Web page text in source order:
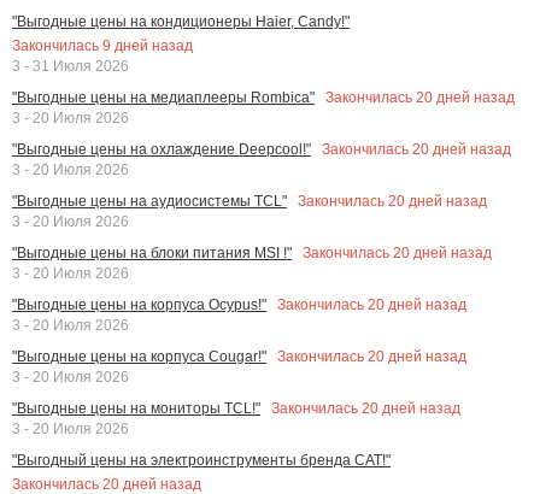
"Выгодные цены на кондиционеры Haier, Candy!"
Закончилась 9 дней назад
3 - 31 Июля 2026
"Выгодные цены на медиаплееры Rombica"
Закончилась 20 дней назад
3 - 20 Июля 2026
"Выгодные цены на охлаждение Deepcool!"
Закончилась 20 дней назад
3 - 20 Июля 2026
"Выгодные цены на аудиосистемы TCL"
Закончилась 20 дней назад
3 - 20 Июля 2026
"Выгодные цены на блоки питания MSI !"
Закончилась 20 дней назад
3 - 20 Июля 2026
"Выгодные цены на корпуса Ocypus!"
Закончилась 20 дней назад
3 - 20 Июля 2026
"Выгодные цены на корпуса Cougar!"
Закончилась 20 дней назад
3 - 20 Июля 2026
"Выгодные цены на мониторы TCL!"
Закончилась 20 дней назад
3 - 20 Июля 2026
"Выгодный цены на электроинструменты бренда CAT!"
Закончилась 20 дней назад